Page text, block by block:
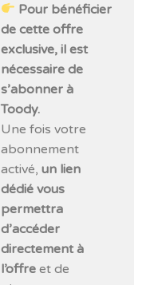
Pour bénéficier
de cette offre
exclusive, il est
nécessaire de
s’abonner à
Toody.
Une fois votre
abonnement
activé,un lien
dédié vous
permettra
d’accéder
directement à
l’offre et de